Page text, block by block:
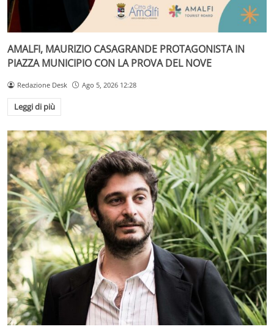
AMALFI, MAURIZIO CASAGRANDE PROTAGONISTA IN
PIAZZA MUNICIPIO CON LA PROVA DEL NOVE
Redazione Desk Ago 5, 2026 12:28
Leggi di più